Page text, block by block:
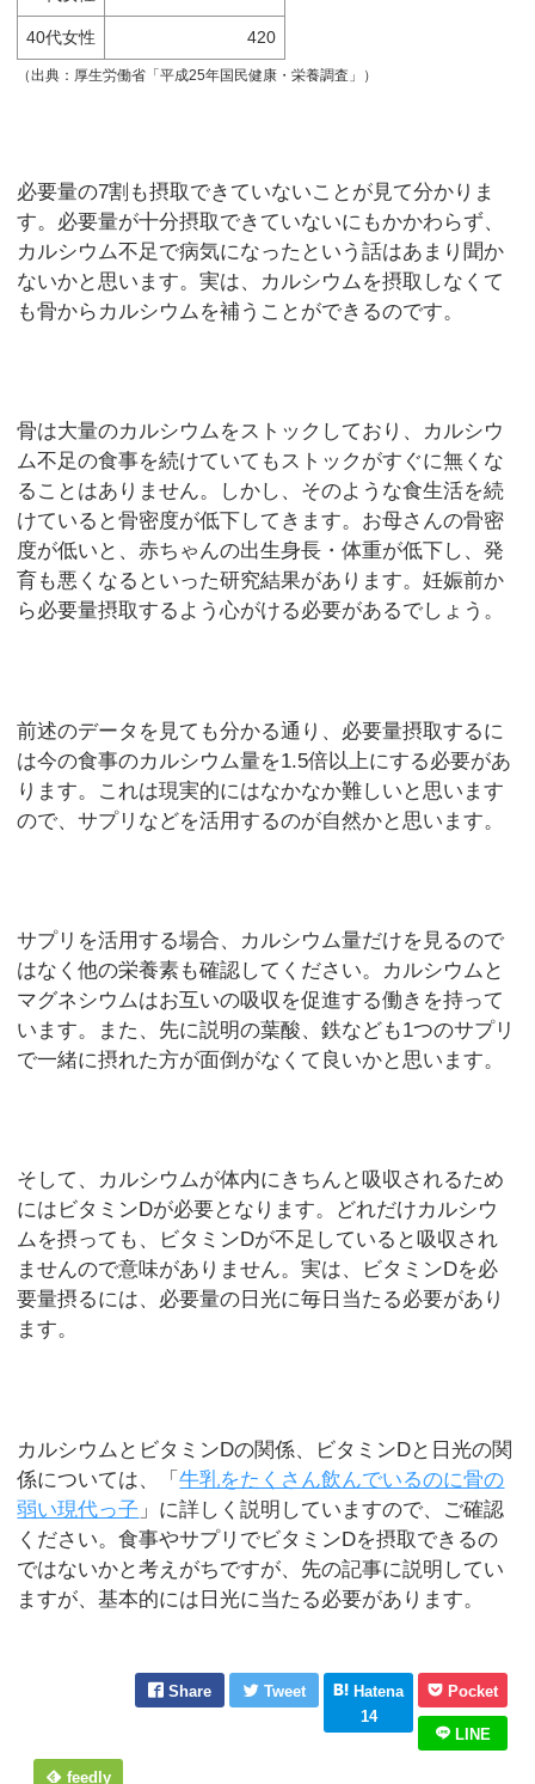
40代女性 420
（出典：厚生労働省「平成25年国民健康・栄養調査」）
必要量の7割も摂取できていないことが見て分かりま
す。必要量が十分摂取できていないにもかかわらず、
カルシウム不足で病気になったという話はあまり聞か
ないかと思います。実は、カルシウムを摂取しなくて
も骨からカルシウムを補うことができるのです。
骨は大量のカルシウムをストックしており、カルシウ
ム不足の食事を続けていてもストックがすぐに無くな
ることはありません。しかし、そのような食生活を続
けていると骨密度が低下してきます。お母さんの骨密
度が低いと、赤ちゃんの出生身長・体重が低下し、発
育も悪くなるといった研究結果があります。妊娠前か
ら必要量摂取するよう心がける必要があるでしょう。
前述のデータを見ても分かる通り、必要量摂取するに
は今の食事のカルシウム量を1.5倍以上にする必要があ
ります。これは現実的にはなかなか難しいと思います
ので、サプリなどを活用するのが自然かと思います。
サプリを活用する場合、カルシウム量だけを見るので
はなく他の栄養素も確認してください。カルシウムと
マグネシウムはお互いの吸収を促進する働きを持って
います。また、先に説明の葉酸、鉄なども1つのサプリ
で一緒に摂れた方が面倒がなくて良いかと思います。
そして、カルシウムが体内にきちんと吸収されるため
にはビタミンDが必要となります。どれだけカルシウ
ムを摂っても、ビタミンDが不足していると吸収され
ませんので意味がありません。実は、ビタミンDを必
要量摂るには、必要量の日光に毎日当たる必要があり
ます。
カルシウムとビタミンDの関係、ビタミンDと日光の関
係については、「牛乳をたくさん飲んでいるのに骨の
弱い現代っ子 」に詳しく説明していますので、ご確認
ください。食事やサプリでビタミンDを摂取できるの
ではないかと考えがちですが、先の記事に説明してい
ますが、基本的には日光に当たる必要があります。
Share Tweet
Hatena
14
Pocket
LINE
feedly